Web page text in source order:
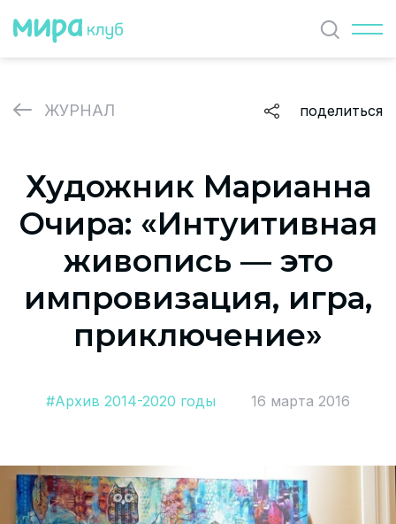
Найти
ЖУРНАЛ поделиться
Художник Марианна
Очира: «Интуитивная
живопись — это
импровизация, игра,
приключение»
#Архив 2014-2020 годы 16 марта 2016
СОБЫТИЯ
ПАРТНЕРЫ
ВАКАНСИИ
Политика и соглашение на обработку персональных
Согласие на обработку персональных данных
Контакты